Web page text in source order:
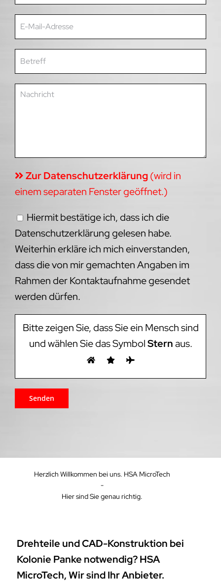
Zur Datenschutzerklärung(wird in
einem separaten Fenster geöffnet.)
Hiermit bestätige ich, dass ich die
Datenschutzerklärung gelesen habe.
Weiterhin erkläre ich mich einverstanden,
dass die von mir gemachten Angaben im
Rahmen der Kontaktaufnahme gesendet
werden dürfen.
Bitte zeigen Sie, dass Sie ein Mensch sind
und wählen Sie das SymbolSternaus.
Herzlich Willkommen bei uns. HSA MicroTech
-
Hier sind Sie genau richtig.
Drehteile und CAD-Konstruktion bei
Kolonie Panke notwendig? HSA
MicroTech, Wir sind Ihr Anbieter.